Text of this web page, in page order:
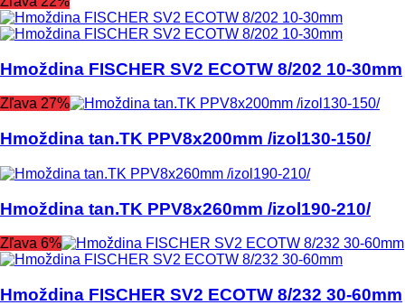
Hmoždina FISCHER SV2 ECOTW 8/202 10-30mm
Zľava 27%
Hmoždina tan.TK PPV8x200mm /izol130-150/
Hmoždina tan.TK PPV8x260mm /izol190-210/
Zľava 6%
Hmoždina FISCHER SV2 ECOTW 8/232 30-60mm